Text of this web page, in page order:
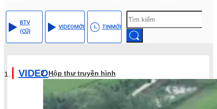
BTV
(CŨ)
VIDEOMỚI TINMỚI
VIDEOHộp thư truyền hình